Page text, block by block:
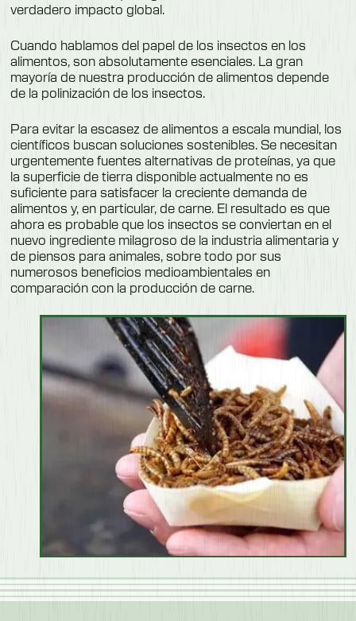
verdadero impacto global.
Cuando hablamos del papel de los insectos en los
alimentos, son absolutamente esenciales. La gran
mayoría de nuestra producción de alimentos depende
de la polinización de los insectos.
Para evitar la escasez de alimentos a escala mundial, los
científicos buscan soluciones sostenibles. Se necesitan
urgentemente fuentes alternativas de proteínas, ya que
la superficie de tierra disponible actualmente no es
suficiente para satisfacer la creciente demanda de
alimentos y, en particular, de carne. El resultado es que
ahora es probable que los insectos se conviertan en el
nuevo ingrediente milagroso de la industria alimentaria y
de piensos para animales, sobre todo por sus
numerosos beneficios medioambientales en
comparación con la producción de carne.